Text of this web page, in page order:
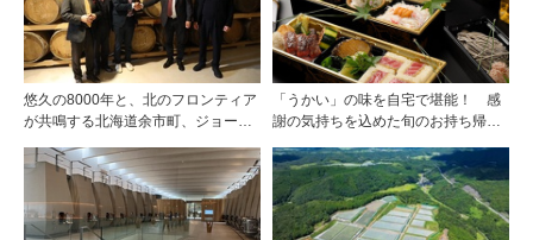
悠久の8000年と、北のフロンティア
が共鳴する北海道余市町、ジョージ
結
「うかい」の味を自宅で堪能！ 感
謝の気持ちを込めた旬のお持ち帰り